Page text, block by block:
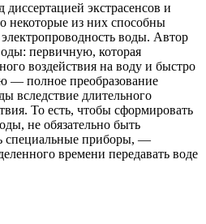
экстрасенсов и
некоторые из них способны
воды. Автор
первичную, которая
воздействия на воду и быстро
— полное преобразование
вследствие длительного
То есть, чтобы сформировать
не обязательно быть
специальные приборы, —
времени передавать воде